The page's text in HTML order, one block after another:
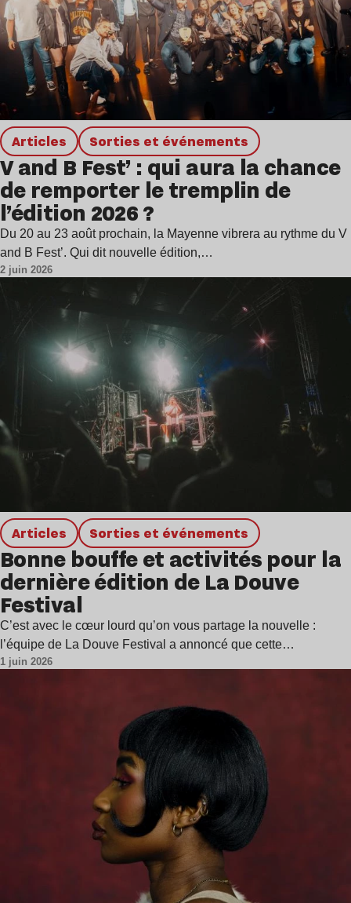
Articles Sorties et événements
V and B Fest’ : qui aura la chance
de remporter le tremplin de
l’édition 2026 ?
Du 20 au 23 août prochain, la Mayenne vibrera au rythme du V
and B Fest’. Qui dit nouvelle édition,…
2 juin 2026
Articles Sorties et événements
Bonne bouffe et activités pour la
dernière édition de La Douve
Festival
C’est avec le cœur lourd qu’on vous partage la nouvelle :
l’équipe de La Douve Festival a annoncé que cette…
1 juin 2026